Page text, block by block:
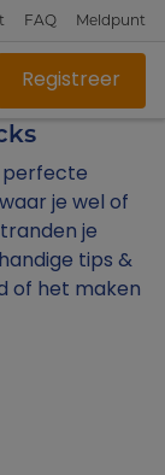
FAQ Meldpunt
Registreer
perfecte
je wel of
je
tips &
of het maken